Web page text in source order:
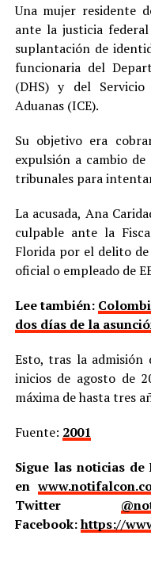
Una mujer residente
ante la justicia
suplantación de
funcionaria del
(DHS) y del
Aduanas (ICE).
Su objetivo era
expulsión a cambio
tribunales para
La acusada, Ana
culpable ante la
Florida por el delito
oficial o empleado de
Lee también:
dos días de la
Esto, tras la admisión
inicios de agosto de
máxima de hasta tres
Fuente: 2001
Sigue las noticias
en
Twitter
Facebook:https://